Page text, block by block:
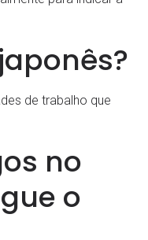
de trabalho que
no
o